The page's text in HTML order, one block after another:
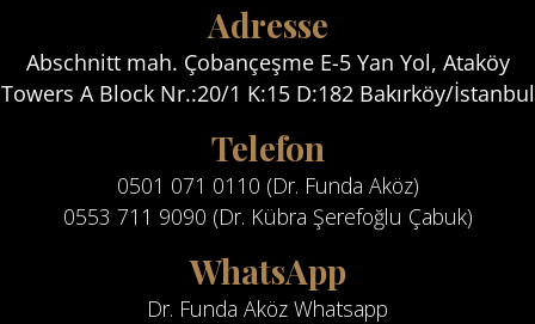
Adresse
Abschnitt mah. Çobançeşme E-5 Yan Yol, Ataköy
Towers A Block Nr.:20/1 K:15 D:182 Bakırköy/İstanbul
Telefon
0501 071 0110 (Dr. Funda Aköz)
0553 711 9090 (Dr. Kübra Şerefoğlu Çabuk)
WhatsApp
Dr. Funda Aköz Whatsapp